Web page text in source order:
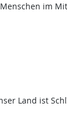
im
Land ist